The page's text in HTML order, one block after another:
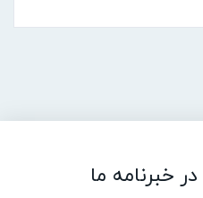
خبرنامه ما